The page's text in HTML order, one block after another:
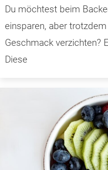
Du möchtest beim
einsparen, aber
Geschmack verzichten?
Diese